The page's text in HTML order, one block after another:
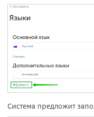
Система предложит